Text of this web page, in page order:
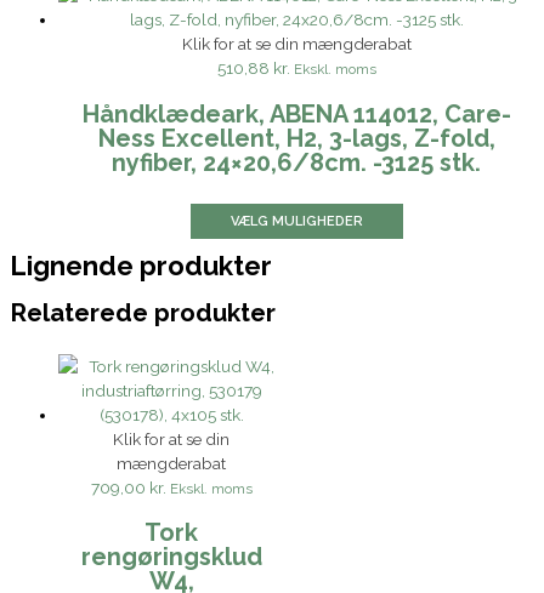
Klik for at se din mængderabat
510,88 kr. Ekskl. moms
Håndklædeark, ABENA 114012, Care-
Ness Excellent, H2, 3-lags, Z-fold,
nyfiber, 24×20,6/8cm. -3125 stk.
VÆLG MULIGHEDER
Lignende produkter
Relaterede produkter
Klik for at se din
mængderabat
709,00 kr. Ekskl. moms
Tork
rengøringsklud
W4,